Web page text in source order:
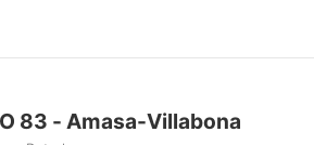
83 - Amasa-Villabona